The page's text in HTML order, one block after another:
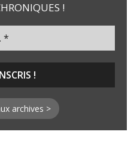
!
archives >